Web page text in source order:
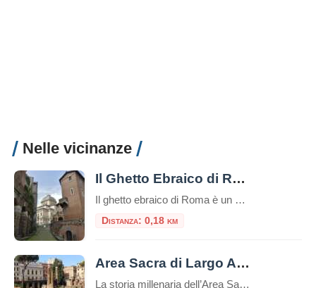
Nelle vicinanze
Il Ghetto Ebraico di Roma
Il ghetto ebraico di Roma è un piccolo quartiere delimitato dal Tevere da una parte e da Piazza Venezia dall’altra, è una zona ricca di storia e cultura e offre diverse attrazioni e luoghi da visitare e numerosi ristorantini tipici.Questo ghetto è stato uno dei primi ghetti istituiti in Europa e ha avuto un impatto […]
Distanza: 0,18 km
Area Sacra di Largo Argentina
La storia millenaria dell’Area Sacra di Largo Argentina, dal 20 giugno, si offre al pubblico con un nuovo percorso che per la prima volta consente di accedere al sito e visitarlo in modo sistematico, leggendone le fasi di vita dall’età repubblicana attraverso l’epoca imperiale e medievale, fino alla riscoperta avvenuta nel secolo scorso con le demolizioni […]